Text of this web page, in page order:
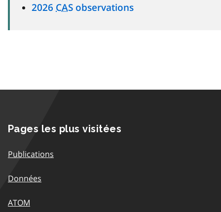
2026 CAS observations
Pages les plus visitées
Publications
Données
ATOM